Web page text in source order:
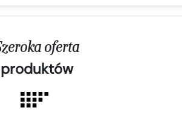
oferta
produktów